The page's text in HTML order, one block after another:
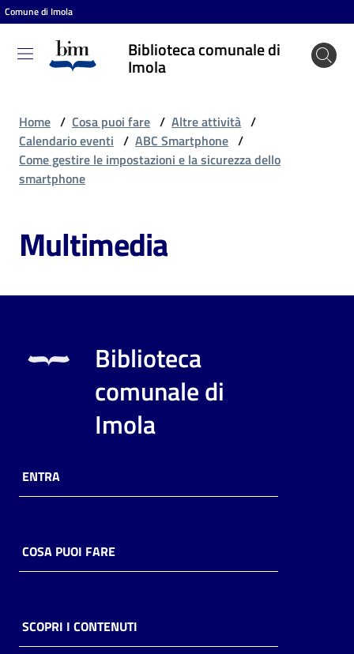
Vai al contenuto
Vai alla navigazione
Vai al footer
Comune di Imola
Biblioteca comunale di
Imola
Biblioteca
comunale
Entra
Cosa
puoi
Archivio
Home / Cosa puoi fare / Altre attività /
Calendario eventi / ABC Smartphone /
Come gestire le impostazioni e la sicurezza dello
smartphone
Multimedia
Biblioteca
comunale di
Imola
ENTRA
COSA PUOI FARE
SCOPRI I CONTENUTI